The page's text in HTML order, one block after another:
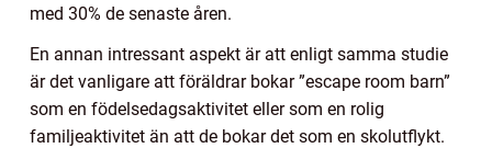
med 30% de senaste åren.
En annan intressant aspekt är att enligt samma studie
är det vanligare att föräldrar bokar ”escape room barn”
som en födelsedagsaktivitet eller som en rolig
familjeaktivitet än att de bokar det som en skolutflykt.